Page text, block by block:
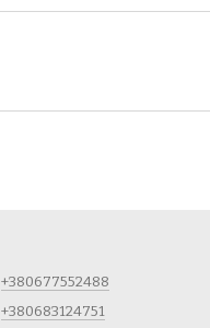
+380677552488
+380683124751